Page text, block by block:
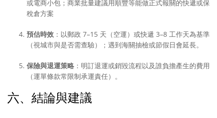
或電商小包；商業批量建議用順豐等能做正式報關的快遞或保
稅倉方案
預估時效 ：以郵政 7–15 天（空運）或快遞 3–8 工作天為基準
（視城市與是否需查驗）；遇到海關抽檢或節假日會延長。
保險與退運策略 ：明訂退運或銷毀流程以及誰負擔產生的費用
（運單條款常限制承運責任）。
六、結論與建議